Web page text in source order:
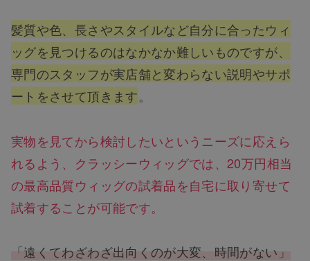
髪質や色、長さやスタイルなど自分に合ったウィ
ッグを見つけるのはなかなか難しいものですが、
専門のスタッフが実店舗と変わらない説明やサポ
ートをさせて頂きます。
実物を見てから検討したいというニーズに応えら
れるよう、クラッシーウィッグでは、20万円相当
の最高品質ウィッグの試着品を自宅に取り寄せて
試着することが可能です。
「遠くてわざわざ出向くのが大変、時間がない」